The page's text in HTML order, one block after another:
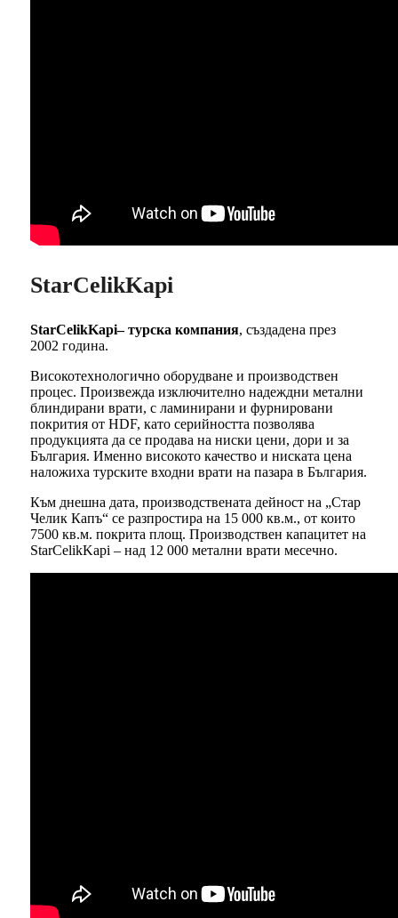
StarCelikKapi
StarCelikKapi– турска компания, създадена през
2002 година.
Високотехнологично оборудване и производствен
процес. Произвежда изключително надеждни метални
блиндирани врати, с ламинирани и фурнировани
покрития от HDF, като серийността позволява
продукцията да се продава на ниски цени, дори и за
България. Именно високото качество и ниската цена
наложиха турските входни врати на пазара в България.
Към днешна дата, производствената дейност на „Стар
Челик Капъ“ се разпростира на 15 000 кв.м., от които
7500 кв.м. покрита площ. Производствен капацитет на
StarCelikKapi – над 12 000 метални врати месечно.